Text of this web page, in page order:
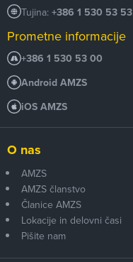
Tujina: +386 1 530 53 53
Prometne informacije
+386 1 530 53 00
Android AMZS
iOS AMZS
O nas
AMZS
AMZS članstvo
Članice AMZS
Lokacije in delovni časi
Pišite nam